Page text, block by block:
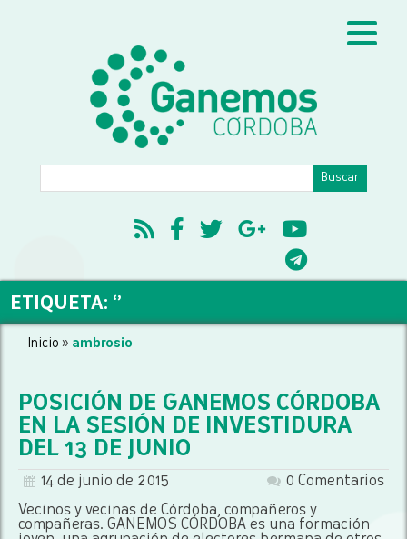
ETIQUETA: ‘’
Inicio » ambrosio
POSICIÓN DE GANEMOS CÓRDOBA
EN LA SESIÓN DE INVESTIDURA
DEL 13 DE JUNIO
14 de junio de 2015
0 Comentarios
Vecinos y vecinas de Córdoba, compañeros y
compañeras. GANEMOS CÓRDOBA es una formación